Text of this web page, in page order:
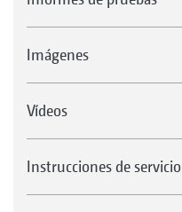
Imágenes
Vídeos
Instrucciones de servicio